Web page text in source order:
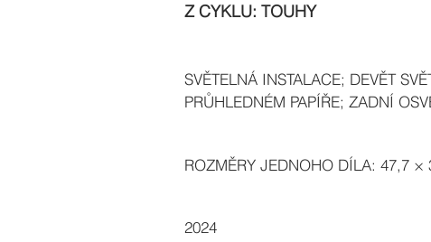
Z CYKLU: TOUHY
SVĚTELNÁ INSTALACE; DEVĚT
PRŮHLEDNÉM PAPÍŘE; ZADNÍ
ROZMĚRY JEDNOHO DÍLA: 47,7 ×
2024